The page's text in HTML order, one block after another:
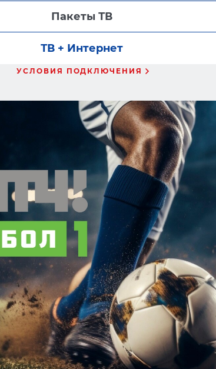
Пакеты ТВ
ТВ + Интернет
УСЛОВИЯ ПОДКЛЮЧЕНИЯ